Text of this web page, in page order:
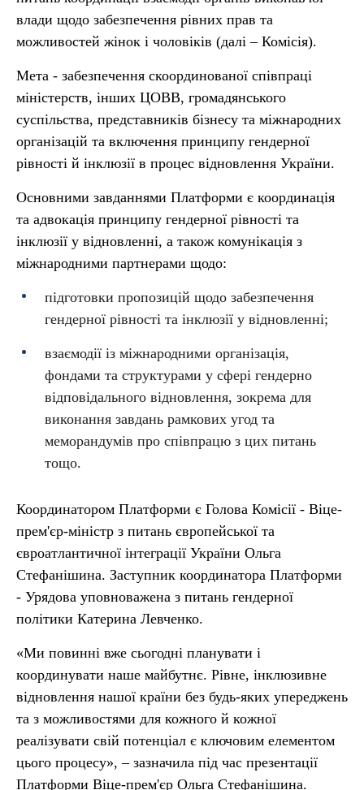
влади щодо забезпечення рівних прав та
можливостей жінок і чоловіків (далі – Комісія).
Мета - забезпечення скоординованої співпраці
міністерств, інших ЦОВВ, громадянського
суспільства, представників бізнесу та міжнародних
організацій та включення принципу гендерної
рівності й інклюзії в процес відновлення України.
Основними завданнями Платформи є координація
та адвокація принципу гендерної рівності та
інклюзії у відновленні, а також комунікація з
міжнародними партнерами щодо:
підготовки пропозицій щодо забезпечення
гендерної рівності та інклюзії у відновленні;
взаємодії із міжнародними організація,
фондами та структурами у сфері гендерно
відповідального відновлення, зокрема для
виконання завдань рамкових угод та
меморандумів про співпрацю з цих питань
тощо.
Координатором Платформи є Голова Комісії - Віце-
прем'єр-міністр з питань європейської та
євроатлантичної інтеграції України Ольга
Стефанішина. Заступник координатора Платформи
- Урядова уповноважена з питань гендерної
політики Катерина Левченко.
«Ми повинні вже сьогодні планувати і
координувати наше майбутнє. Рівне, інклюзивне
відновлення нашої країни без будь-яких упереджень
та з можливостями для кожного й кожної
реалізувати свій потенціал є ключовим елементом
цього процесу», – зазначила під час презентації
Платформи Віце-прем'єр Ольга Стефанішина.